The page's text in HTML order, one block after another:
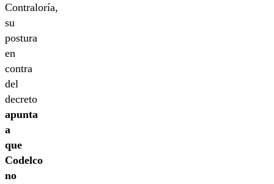
Contraloría,
su
postura
en
contra
del
decreto
apunta
a
que
Codelco
no